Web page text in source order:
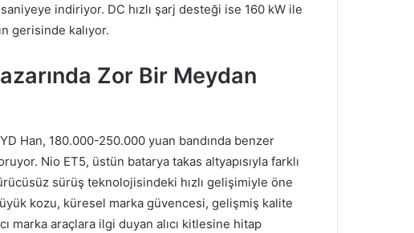
indiriyor. DC hızlı şarj desteği ise 160 kW ile
gerisinde kalıyor.
Zor Bir Meydan
Han, 180.000-250.000 yuan bandında benzer
Nio ET5, üstün batarya takas altyapısıyla farklı
sürüş teknolojisindeki hızlı gelişimiyle öne
kozu, küresel marka güvencesi, gelişmiş kalite
marka araçlara ilgi duyan alıcı kitlesine hitap